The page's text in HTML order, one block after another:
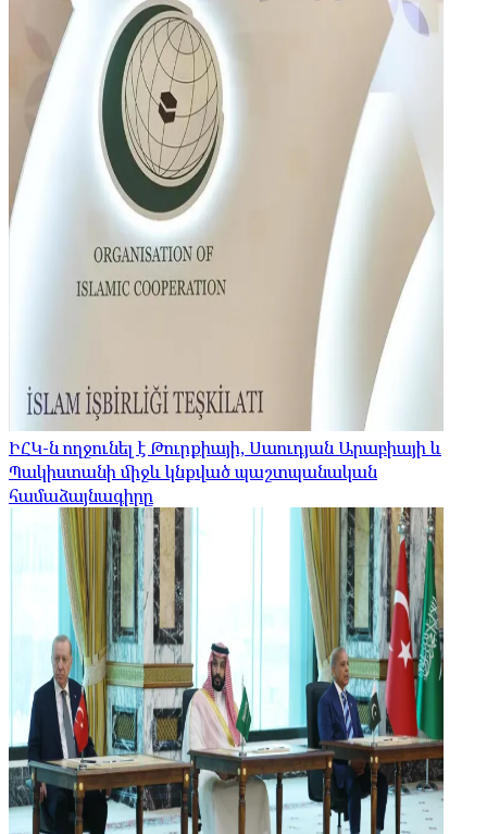
ԻՀԿ-ն ողջունել է Թուրքիայի, Սաուդյան Արաբիայի և
Պակիստանի միջև կնքված պաշտպանական
համաձայնագիրը